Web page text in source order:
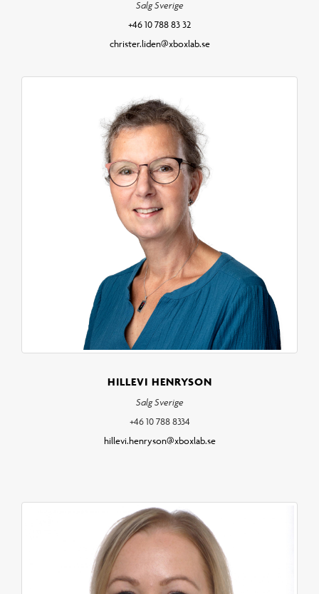
Salg Sverige
+46 10 788 83 32
christer.liden@xboxlab.se
HILLEVI HENRYSON
Salg Sverige
+46 10 788 8334
hillevi.henryson@xboxlab.se